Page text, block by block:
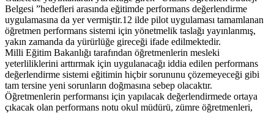
Belgesi ”hedefleri arasında eğitimde performans değerlendirme
uygulamasına da yer vermiştir.12 ilde pilot uygulaması tamamlanan
öğretmen performans sistemi için yönetmelik taslağı yayınlanmış,
yakın zamanda da yürürlüğe gireceği ifade edilmektedir.
Milli Eğitim Bakanlığı tarafından öğretmenlerin mesleki
yeterliliklerini arttırmak için uygulanacağı iddia edilen performans
değerlendirme sistemi eğitimin hiçbir sorununu çözemeyeceği gibi
tam tersine yeni sorunların doğmasına sebep olacaktır.
Öğretmenlerin performansı için yapılacak değerlendirmede ortaya
çıkacak olan performans notu okul müdürü, zümre öğretmenleri,